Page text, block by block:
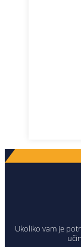
Ukoliko vam je